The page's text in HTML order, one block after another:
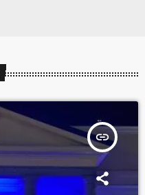
insert_link